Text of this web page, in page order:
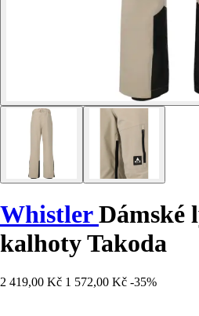
WhistlerDámské
kalhoty Takoda
2 419,00 Kč 1 572,00 Kč -35%